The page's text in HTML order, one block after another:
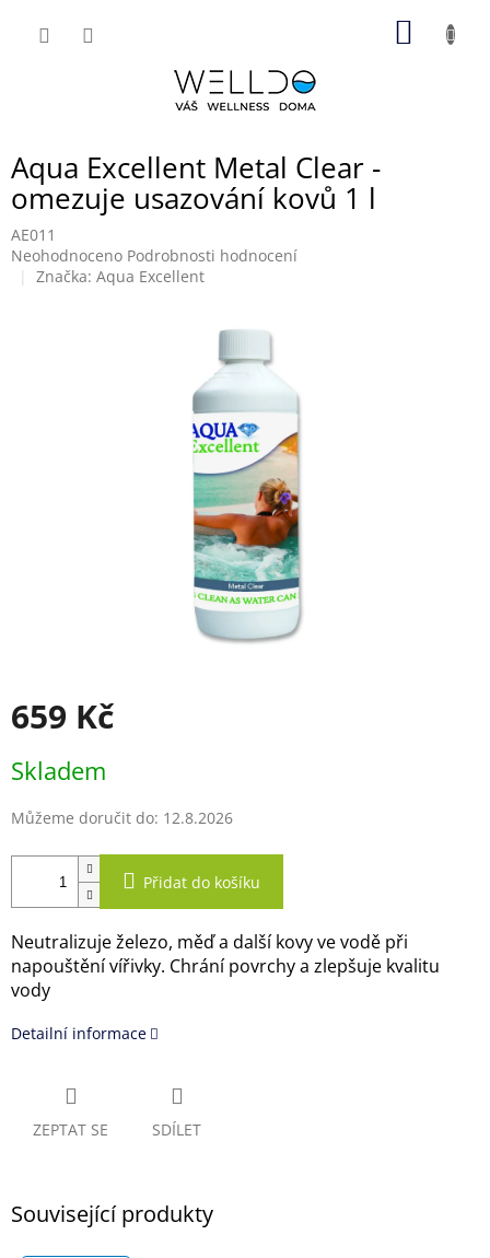
Aqua Excellent Metal Clear -
omezuje usazování kovů 1 l
AE011
Průměrné
hodnocení
Neohodnoceno Podrobnosti hodnocení
Značka: Aqua Excellent
659 Kč
cena:
Skladem
Můžeme doručit do: 12.8.2026
Přidat do košíku
Neutralizuje železo, měď a další kovy ve vodě při
napouštění vířivky. Chrání povrchy a zlepšuje kvalitu
vody
Detailní informace
ZEPTAT SE SDÍLET
Související produkty